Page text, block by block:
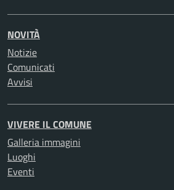
NOVITÀ
Notizie
Comunicati
Avvisi
VIVERE IL COMUNE
Galleria immagini
Luoghi
Eventi